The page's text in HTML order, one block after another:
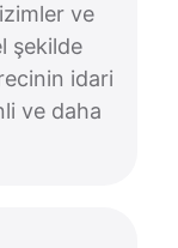
ve
şekilde
idari
ve daha